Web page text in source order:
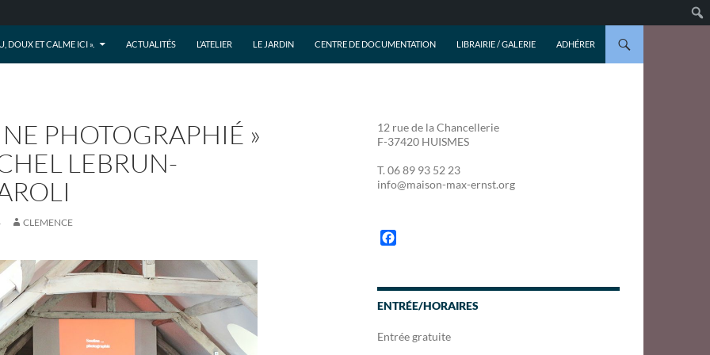
DOUX ET CALME ICI ». ACTUALITÉS L’ATELIER LE JARDIN CENTRE DE DOCUMENTATION LIBRAIRIE / GALERIE ADHÉRER
PHOTOGRAPHIÉ »
LEBRUN-
CLEMENCE
12 rue de la Chancellerie
F-37420 HUISMES
T. 06 89 93 52 23
info@maison-max-ernst.org
e
b
o
ENTRÉE/HORAIRES
Entrée gratuite